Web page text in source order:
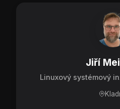
Jiří
Linuxový systémový